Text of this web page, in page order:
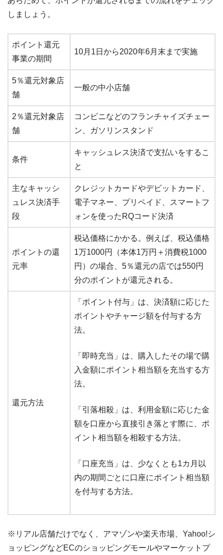
しましょう。
ポイント還元
事業の期間
10月1日から2020年6月末まで実施
5％還元対象店
舗
一般の中小店舗
2％還元対象店
舗
コンビニなどのフランチャイズチェー
ン、ガソリンスタンド
条件
キャッシュレス決済で支払いをするこ
と
主なキャッシ
ュレス決済手
段
クレジットカードやデビットカード、
電子マネー、プリペイド、スマートフ
ォンを使ったRQコード決済
ポイントの還
元率
税込価格にかかる。例えば、税込価格
1万1000円（本体1万円＋消費税1000
円）の場合、5％還元の店では550円
分のポイントが還元される。
還元方法
「ポイント付与」は、決済額に応じた
ポイントやチャージ額を付与する方
法。
「即時充当」は、購入したその場で購
入金額にポイント相当額を充当する方
法。
「引落相殺」は、利用金額に応じた金
額を口座から直接引き落とす際に、ポ
イント相当額を相殺する方法。
「口座充当」は、少なくとも1カ月以
内の期間ごとに口座にポイント相当額
を付与する方法。
※リアル店舗だけでなく、アマゾンや楽天市場、Yahoo!シ
ョッピングなどECのショッピングモールやマーケットプ